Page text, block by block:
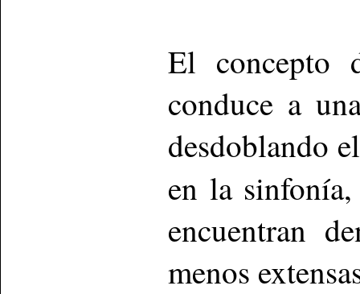
El concepto
conduce a
desdoblando
en la
encuentran
menos